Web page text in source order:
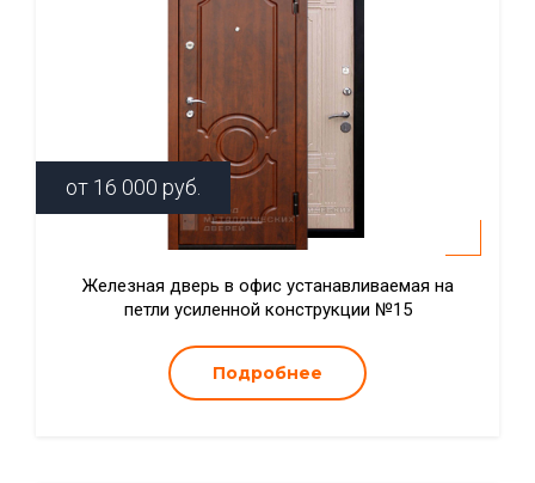
от 16 000 руб.
Железная дверь в офис устанавливаемая на
петли усиленной конструкции №15
Подробнее